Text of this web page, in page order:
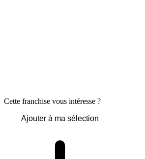
Cette franchise vous intéresse ?
Ajouter à ma sélection